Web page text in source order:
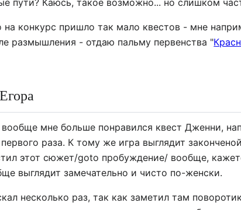
пути? Каюсь, такое возможно... но слишком
на конкурс пришло так мало квестов - мне
размышления - отдаю пальму первенства "
мне больше понравился квест Дженни,
раза. К тому же игра выглядит
этот сюжет/goto пробуждение/ вообще,
выглядит замечательно и чисто по-женски.
несколько раз, так как заметил там